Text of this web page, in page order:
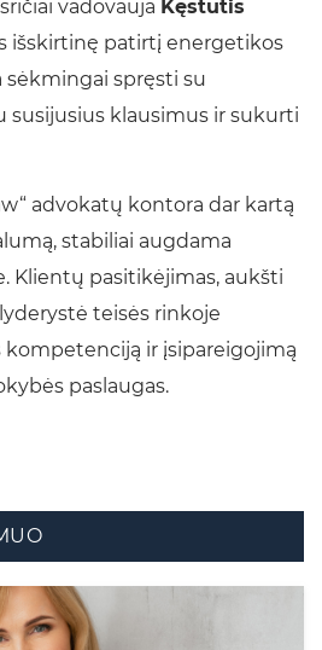
vadovauja Kęstutis
išskirtinę patirtį energetikos
sėkmingai spręsti su
klausimus ir sukurti
advokatų kontora dar kartą
stabiliai augdama
Klientų pasitikėjimas, aukšti
teisės rinkoje
ir įsipareigojimą
paslaugas.